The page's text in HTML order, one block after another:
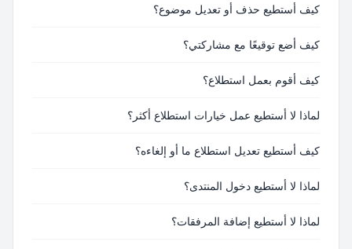
كيف أستطيع حذف أو تعديل موضوع؟
كيف أضع توقيعًا مع مشاركتي؟
كيف أقوم بعمل استطلاع؟
لماذا لا أستطيع عمل خيارات استطلاع أكثر؟
كيف أستطيع تعديل استطلاع ما أو إلغاءه؟
لماذا لا أستطيع دخول المنتدى؟
لماذا لا أستطيع إضافة المرفقات؟